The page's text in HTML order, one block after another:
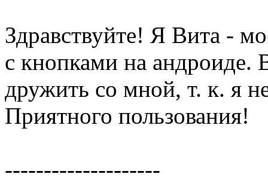
Здравствуйте! Я Вита -
с кнопками на андроиде.
дружить со мной, т. к. я
Приятного пользования!
--------------------